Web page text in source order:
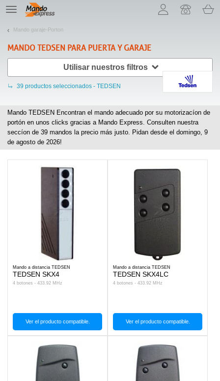
TE
navigation
Mando garaje-Porton
MANDO TEDSEN PARA PUERTA Y GARAJE
Utilisar nuestros filtros
39 productos seleccionados - TEDSEN
Mando TEDSEN Encontran el mando adecuado por su motorizacíon de
portón en unos clicks gracias a Mando Express. Consulten nuestra
seccíon de 39 mandos la precio más justo. Pidan desde el domingo, 9
de agosto de 2026!
Mando a distancia TEDSEN
TEDSEN SKX4
4 botones - 433.92 MHz
Ver el producto compatible.
Mando a distancia TEDSEN
TEDSEN SKX4LC
4 botones - 433.92 MHz
Ver el producto compatible.
¡Permítenos presentarte nuestras cookies!